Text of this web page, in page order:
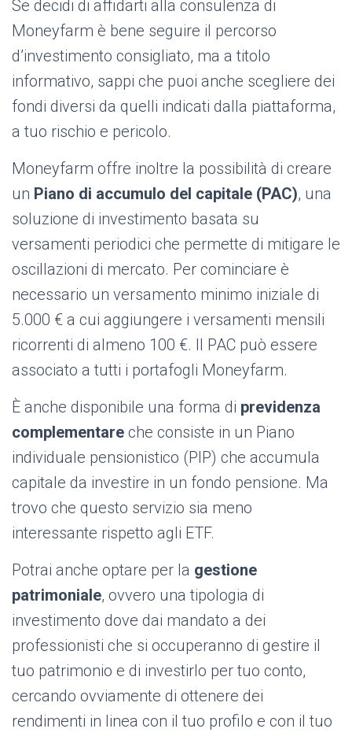
Se decidi di affidarti alla consulenza di
Moneyfarm è bene seguire il percorso
d’investimento consigliato, ma a titolo
informativo, sappi che puoi anche scegliere dei
fondi diversi da quelli indicati dalla piattaforma,
a tuo rischio e pericolo.
Moneyfarm offre inoltre la possibilità di creare
un Piano di accumulo del capitale (PAC), una
soluzione di investimento basata su
versamenti periodici che permette di mitigare le
oscillazioni di mercato. Per cominciare è
necessario un versamento minimo iniziale di
5.000 € a cui aggiungere i versamenti mensili
ricorrenti di almeno 100 €. Il PAC può essere
associato a tutti i portafogli Moneyfarm.
È anche disponibile una forma di previdenza
complementare che consiste in un Piano
individuale pensionistico (PIP) che accumula
capitale da investire in un fondo pensione. Ma
trovo che questo servizio sia meno
interessante rispetto agli ETF.
Potrai anche optare per la gestione
patrimoniale, ovvero una tipologia di
investimento dove dai mandato a dei
professionisti che si occuperanno di gestire il
tuo patrimonio e di investirlo per tuo conto,
cercando ovviamente di ottenere dei
rendimenti in linea con il tuo profilo e con il tuo